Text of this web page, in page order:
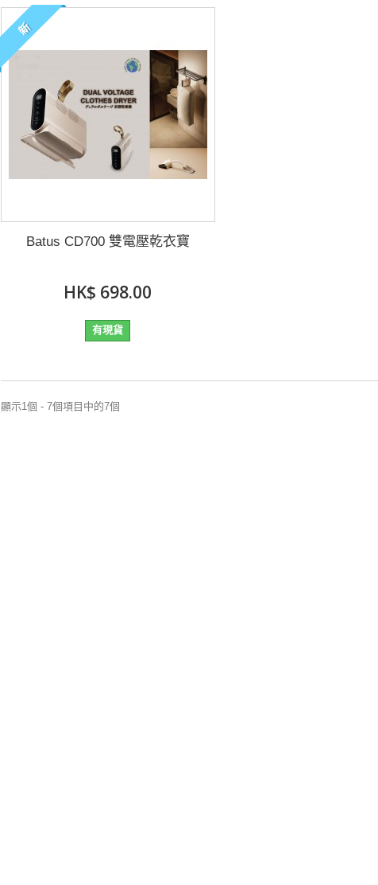
新
Batus CD700 雙電壓乾衣寶
HK$ 698.00
有現貨
顯示1個 - 7個項目中的7個